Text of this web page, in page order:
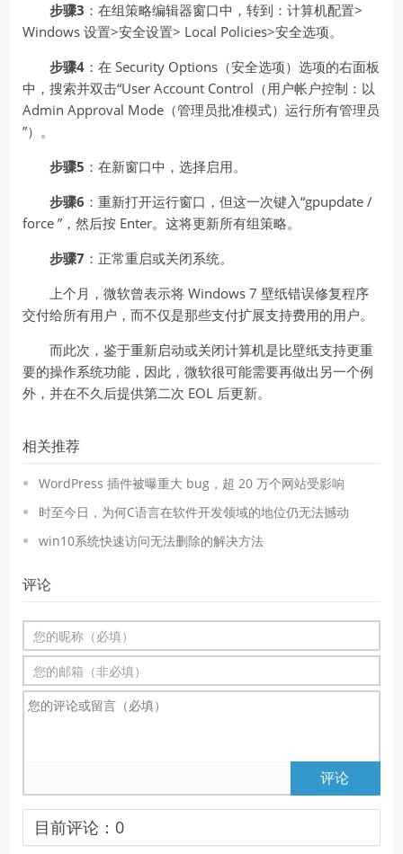
步骤3 ：在组策略编辑器窗口中，转到：计算机配置>
Windows 设置>安全设置> Local Policies>安全选项。
步骤4 ：在 Security Options（安全选项）选项的右面板
中，搜索并双击“User Account Control（用户帐户控制：以
Admin Approval Mode（管理员批准模式）运行所有管理员
”）。
步骤5 ：在新窗口中，选择启用。
步骤6 ：重新打开运行窗口，但这一次键入“gpupdate /
force ”，然后按 Enter。这将更新所有组策略。
步骤7 ：正常重启或关闭系统。
上个月，微软曾表示将 Windows 7 壁纸错误修复程序
交付给所有用户，而不仅是那些支付扩展支持费用的用户。
而此次，鉴于重新启动或关闭计算机是比壁纸支持更重
要的操作系统功能，因此，微软很可能需要再做出另一个例
外，并在不久后提供第二次 EOL 后更新。
相关推荐
WordPress 插件被曝重大 bug，超 20 万个网站受影响
时至今日，为何C语言在软件开发领域的地位仍无法撼动
win10系统快速访问无法删除的解决方法
评论
评论
目前评论： 0